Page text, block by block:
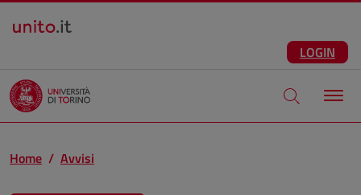
Salta al contenuto principale
LOGIN
Apri modale
Home Avvisi